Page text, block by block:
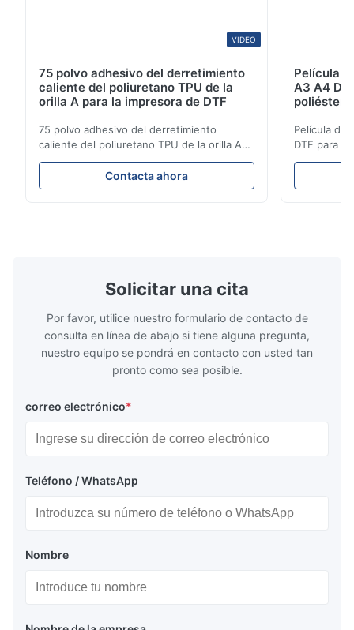
VIDEO
75 polvo adhesivo del derretimiento
caliente del poliuretano TPU de la
orilla A para la impresora de DTF
75 polvo adhesivo del derretimiento
caliente del poliuretano TPU de la orilla A
para la impresora de DTF DTF pulverizan
parámetros técnicos Parámetros de enlace
(referencia única) Temperatura 110-130℃
Contacta ahora
Película
A3 A4
poliéster
Película del
DTF para
de
animal
Solicitar una cita
Por favor, utilice nuestro formulario de contacto de
consulta en línea de abajo si tiene alguna pregunta,
nuestro equipo se pondrá en contacto con usted tan
pronto como sea posible.
correo electrónico*
Teléfono / WhatsApp
Nombre